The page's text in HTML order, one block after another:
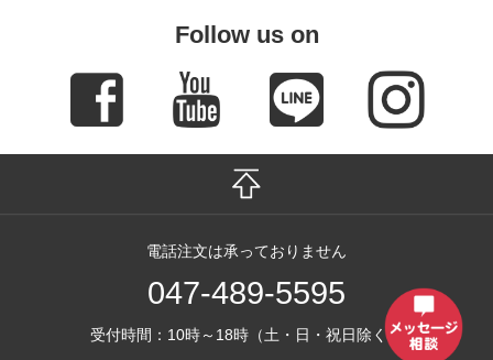
Follow us on
電話注文は承っておりません
047-489-5595
受付時間：10時～18時（土・日・祝日除く）